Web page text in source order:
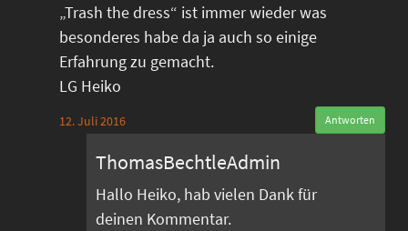
„Trash the dress“ ist immer wieder was
besonderes habe da ja auch so einige
Erfahrung zu gemacht.
LG Heiko
12. Juli 2016 Antworten
ThomasBechtleAdmin
Hallo Heiko, hab vielen Dank für
deinen Kommentar.